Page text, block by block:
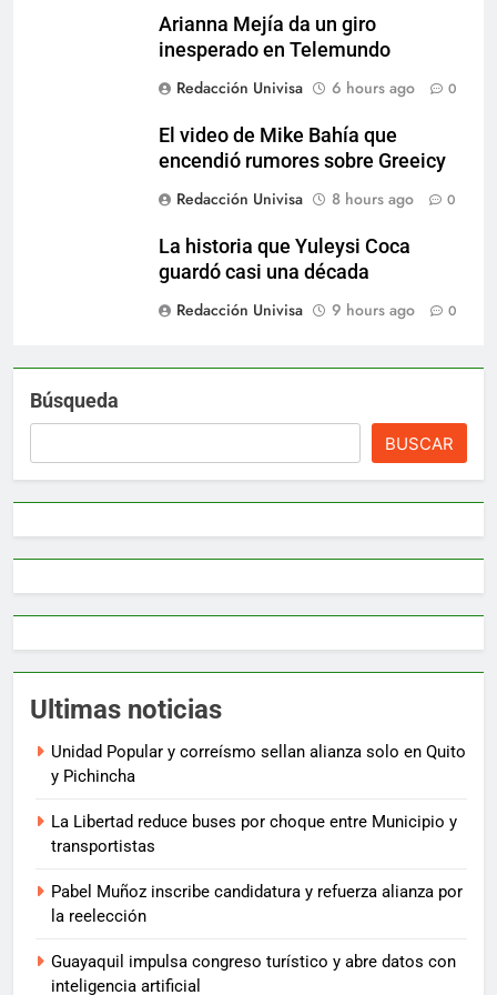
Arianna Mejía da un giro
inesperado en Telemundo
Redacción Univisa
6 hours ago 0
El video de Mike Bahía que
encendió rumores sobre Greeicy
Redacción Univisa
8 hours ago 0
La historia que Yuleysi Coca
guardó casi una década
Redacción Univisa
9 hours ago 0
Búsqueda
BUSCAR
Ultimas noticias
Unidad Popular y correísmo sellan alianza solo en Quito
y Pichincha
La Libertad reduce buses por choque entre Municipio y
transportistas
Pabel Muñoz inscribe candidatura y refuerza alianza por
la reelección
Guayaquil impulsa congreso turístico y abre datos con
inteligencia artificial